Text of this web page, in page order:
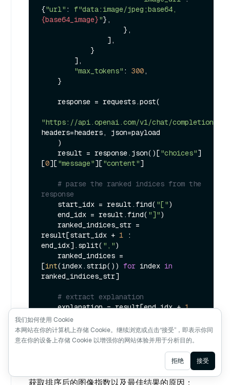
{"url" : f"data:image/jpeg;base64,
{base64_image}"},
"max_tokens" : 300,
"https://api.openai.com/v1/chat/completions"
headers=headers, json=payload
    result = response.json()[
"choices"]
[0]["message"]["content"]
# parse the ranked indices from the
response
    start_idx = result.find(
"[")
    end_idx = result.find(
"]")
result[start_idx + 1 :
end_idx].split( ",")
[int(index.strip()) for index in
ranked_indices_str]
# extract explanation
    explanation = result[end_idx +
1
:].strip()
return
获取排序后的图像指数以及最佳结果的原因：
Ask AI
我们如何使用 Cookie
本网站在你的计算机上存储 Cookie。继续浏览或点击“接受”，即表示你同
意在你的设备上存储 Cookie 以增强你的网站体验并用于分析目的。
拒绝 接受